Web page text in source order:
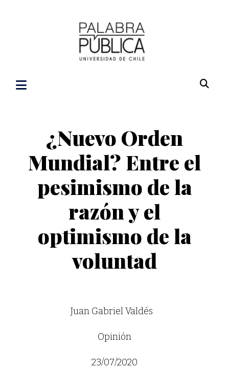
¿Nuevo Orden
Mundial? Entre el
pesimismo de la
razón y el
optimismo de la
voluntad
Juan Gabriel Valdés
Opinión
23/07/2020